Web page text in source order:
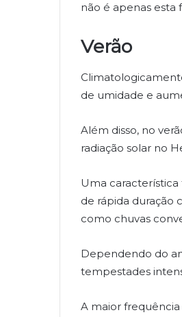
não é apenas esta
Verão
de umidade e
Além disso, no
radiação solar no
Uma
de rápida duração
como chuvas
Dependendo do
tempestades
A maior